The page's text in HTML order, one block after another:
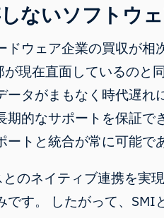
ないソフトウ
ウェア企業の買収が相
現在直面しているのと
ータがまもなく時代遅
的なサポートを保証
トと統合が常に可能で
のネイティブ連携を実
です。 したがって、